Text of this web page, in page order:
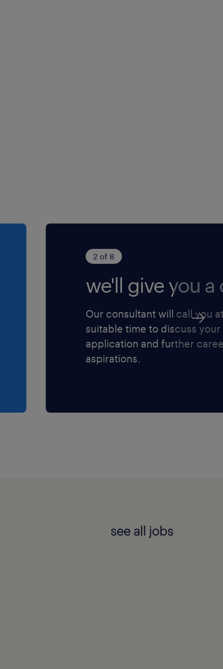
2 of 8
we'll give you a
Our consultant will call you
suitable time to discuss your
application and further
aspirations.
see all jobs